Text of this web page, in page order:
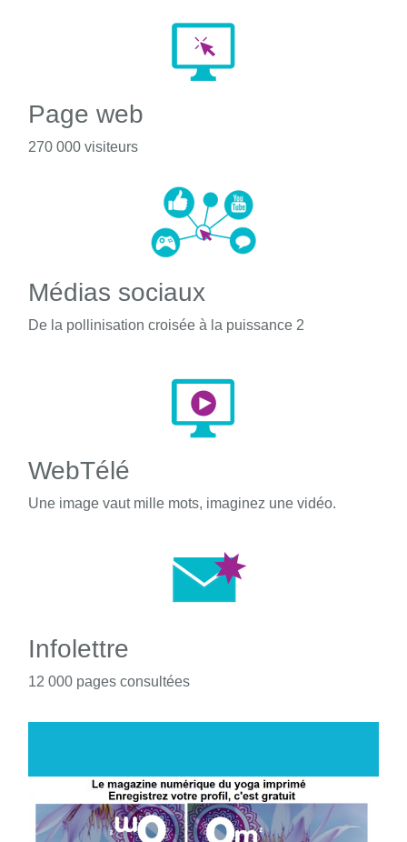
Page web
270 000 visiteurs
Médias sociaux
De la pollinisation croisée à la puissance 2
WebTélé
Une image vaut mille mots, imaginez une vidéo.
Infolettre
12 000 pages consultées